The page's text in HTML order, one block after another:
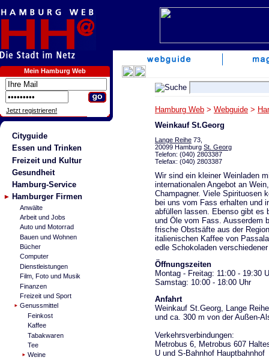
Mein Hamburg Web
Jetzt registrieren!
Cityguide
Essen und Trinken
Freizeit und Kultur
Gesundheit
Hamburg-Service
Hamburger Firmen
Anwälte
Arbeit und Jobs
Auto und Motorrad
Bauen und Wohnen
Bücher
Computer
Dienstleistungen
Film, Foto und Musik
Finanzen
Freizeit und Sport
Genussmittel
Feinkost
Kaffee
Tabakwaren
Tee
Weine
Hamburg Web > Webguide >
Weinkauf St.Georg
Lange Reihe 73,
20099 Hamburg St. Georg
Telefon: (040) 2803387
Telefax: (040) 2803387
Wir sind ein kleiner Weinladen
internationalen Angebot an
Champagner. Viele Spirituosen
bei uns vom Fass erhalten und
abfüllen lassen. Ebenso gibt es
und Öle vom Fass. Ausserdem
frische Obstsäfte aus der
italienischen Kaffee von
edle Schokoladen
Öffnungszeiten
Montag - Freitag: 11:00 - 19:30
Samstag: 10:00 - 18:00 Uhr
Anfahrt
Weinkauf St.Georg, Lange
und ca. 300 m von der Außen-
Verkehrsverbindungen:
Metrobus 6, Metrobus 607
U und S-Bahnhof Hauptbahnhof